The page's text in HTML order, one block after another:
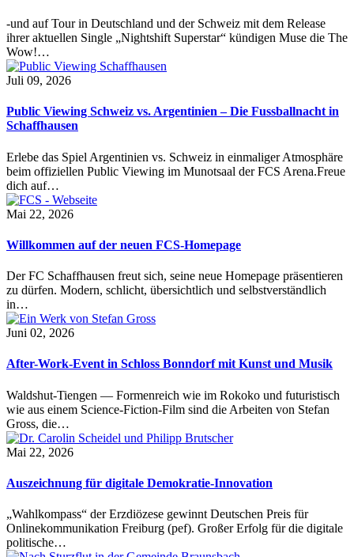
-und auf Tour in Deutschland und der Schweiz mit dem Release
ihrer aktuellen Single „Nightshift Superstar“ kündigen Muse die The
Wow!…
Juli 09, 2026
Public Viewing Schweiz vs. Argentinien – Die Fussballnacht in
Schaffhausen
Erlebe das Spiel Argentinien vs. Schweiz in einmaliger Atmosphäre
beim offiziellen Public Viewing im Munotsaal der FCS Arena.Freue
dich auf…
Mai 22, 2026
Willkommen auf der neuen FCS-Homepage
Der FC Schaffhausen freut sich, seine neue Homepage präsentieren
zu dürfen. Modern, schlicht, übersichtlich und selbstverständlich
in…
Juni 02, 2026
After-Work-Event in Schloss Bonndorf mit Kunst und Musik
Waldshut-Tiengen — Formenreich wie im Rokoko und futuristisch
wie aus einem Science-Fiction-Film sind die Arbeiten von Stefan
Gross, die…
Mai 22, 2026
Auszeichnung für digitale Demokratie-Innovation
„Wahlkompass“ der Erzdiözese gewinnt Deutschen Preis für
Onlinekommunikation Freiburg (pef). Großer Erfolg für die digitale
politische…